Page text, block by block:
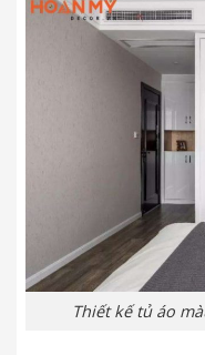
Thiết kế tủ áo